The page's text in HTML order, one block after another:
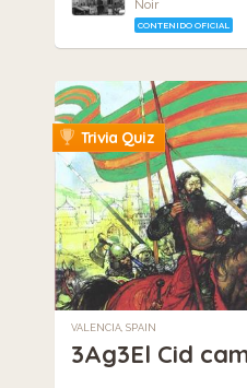
Noir
CONTENIDO OFICIAL
Trivia Quiz
VALENCIA, SPAIN
3Ag3El Cid